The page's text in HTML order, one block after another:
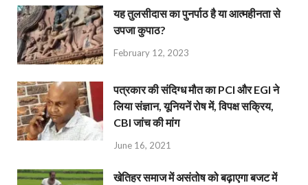
यह तुलसीदास का पुनर्पाठ है या आत्महीनता से
उपजा कुपाठ?
February 12, 2023
पत्रकार की संदिग्ध मौत का PCI और EGI ने
लिया संज्ञान, यूनियनें रोष में, विपक्ष सक्रिय,
CBI जांच की मांग
June 16, 2021
खेतिहर समाज में असंतोष को बढ़ाएगा बजट में